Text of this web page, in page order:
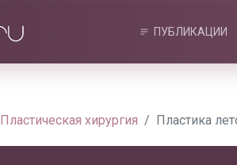
ПУБЛИКАЦИИ
Пластическая хирургия Пластика